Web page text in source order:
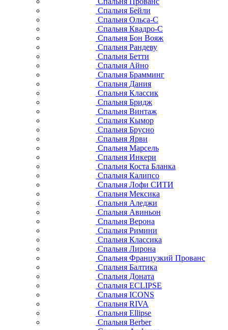
Спальня Бейли
Спальня Ольса-С
Спальня Квадро-С
Спальня Бон Вояж
Спальня Рандеву
Спальня Бетти
Спальня Айно
Спальня Брамминг
Спальня Дания
Спальня Классик
Спальня Бридж
Спальня Винтаж
Спальня Кымор
Спальня Брусно
Спальня Ярви
Спальня Марсель
Спальня Инкери
Спальня Коста Бланка
Спальня Калипсо
Спальня Лофи СИТИ
Спальня Мексика
Спальня Аледжи
Спальня Авиньон
Спальня Верона
Спальня Римини
Спальня Классика
Спальня Лирона
Спальня Французкий Прованс
Спальня Балтика
Спальня Доната
Спальня ECLIPSE
Спальня ICONS
Спальня RIVA
Спальня Ellipse
Спальня Berber